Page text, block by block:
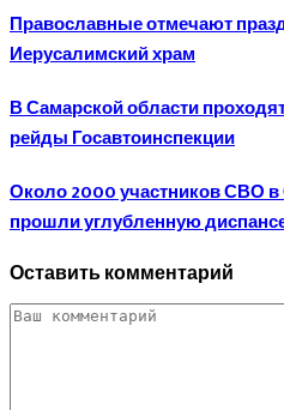
Православные отмечают
Иерусалимский храм
В Самарской области
рейды Госавтоинспекции
Около 2000 участников СВО
прошли углубленную
Оставить комментарий